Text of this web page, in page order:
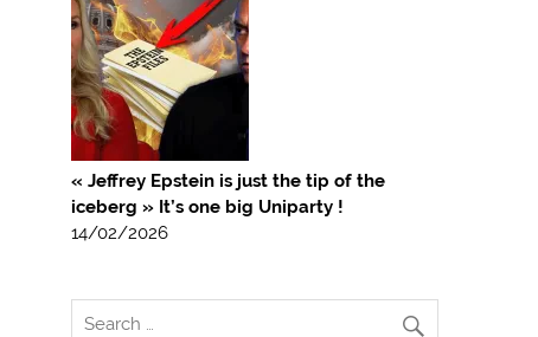
« Jeffrey Epstein is just the tip of the
iceberg » It’s one big Uniparty !
14/02/2026